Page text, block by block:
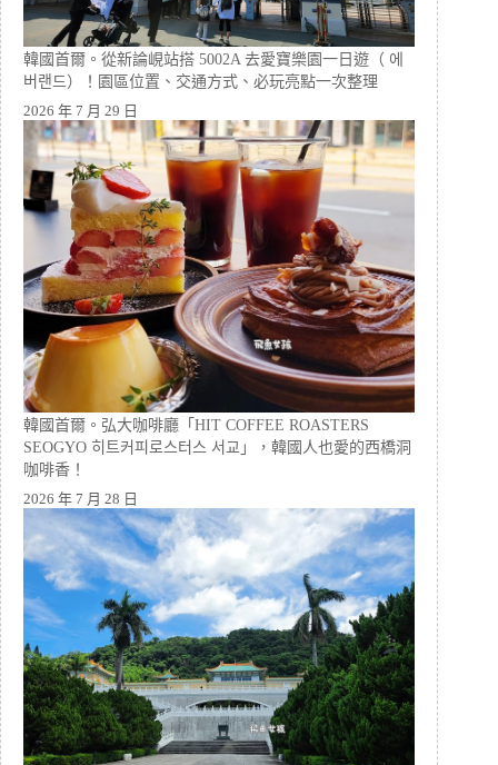
韓國首爾。從新論峴站搭 5002A 去愛寶樂園一日遊（ 에
버랜드）！園區位置、交通方式、必玩亮點一次整理
2026 年 7 月 29 日
韓國首爾。弘大咖啡廳「HIT COFFEE ROASTERS
SEOGYO 히트커피로스터스 서교」，韓國人也愛的西橋洞
咖啡香！
2026 年 7 月 28 日